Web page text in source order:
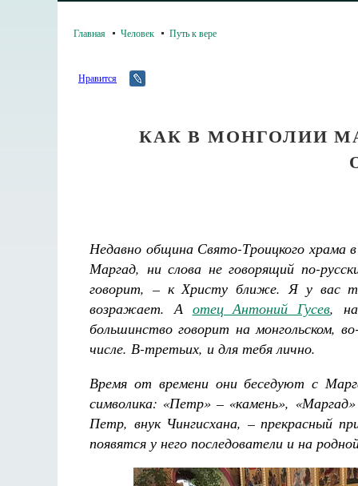
Главная Человек Путь к вере
Нравится
КАК В МОНГОЛИИ
Недавно община Свято-Троицкого храма
Маргад, ни слова не говорящий по-
говорит, – к Христу ближе. Я у вас
возражает. А отец Антоний Гусев,
большинство говорит на монгольском,
числе. В-третьих, и для тебя лично.
Время от времени они беседуют с
символика: «Петр» – «камень»,
Петр, внук Чингисхана, – прекрасный
появятся у него последователи и на